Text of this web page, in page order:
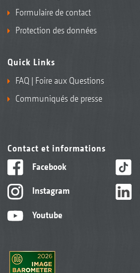
Formulaire de contact
Protection des données
Quick Links
FAQ | Foire aux Questions
Communiqués de presse
Contact et informations
Facebook
Instagram
Youtube